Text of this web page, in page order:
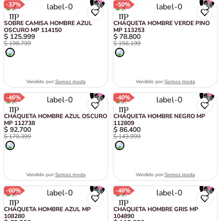
-37%
SOBRE CAMISA HOMBRE AZUL
OSCURO MP 114150
$ 125.999
$198.799
Vendido por:Somos moda
-50%
CHAQUETA HOMBRE VERDE PINO
MP 113253
$ 78.800
$156.199
Vendido por:Somos moda
-46%
CHAQUETA HOMBRE AZUL OSCURO
MP 112738
$ 92.700
$170.399
Vendido por:Somos moda
-40%
CHAQUETA HOMBRE NEGRO MP
112809
$ 86.400
$143.999
Vendido por:Somos moda
-60%
CHAQUETA HOMBRE AZUL MP
108280
-46%
CHAQUETA HOMBRE GRIS MP
104890